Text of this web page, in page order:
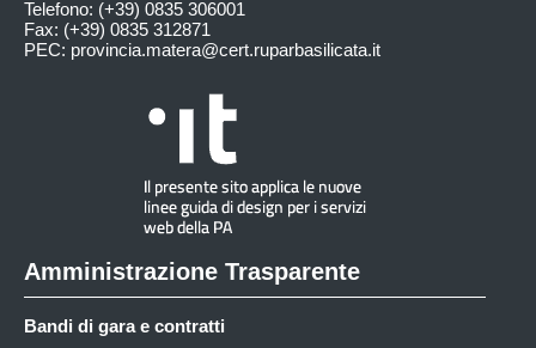
Telefono: (+39) 0835 306001
Fax: (+39) 0835 312871
PEC: provincia.matera@cert.ruparbasilicata.it
Amministrazione Trasparente
Bandi di gara e contratti